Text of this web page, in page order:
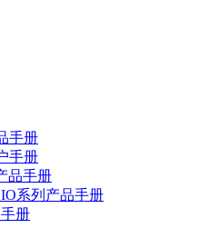
手册
手册
品手册
系列产品手册
册